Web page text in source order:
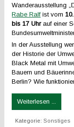
Wanderausstellung
Rabe Ralfist vom
bis 17 Uhrauf einer
In der Ausstellung
der Historie der
Black Metal mit
Bauern und
Berlin? Wie
Weiterlesen ...
Kategorie:Sonstiges